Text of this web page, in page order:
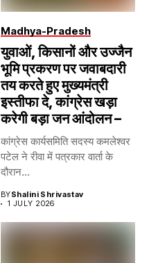
Madhya-Pradesh
युवाओं, किसानों और उज्जैन
भूमि प्रकरण पर जवाबदारी
तय करते हुए मुख्यमंत्री
इस्तीफा दे, कांग्रेस खड़ा
करेगी बड़ा जन आंदोलन –
कांग्रेस कार्यसमिति सदस्य कमलेश्वर
पटेल ने रीवा में पत्रकार वार्ता के
दौरान...
BYShalini Shrivastav
1 JULY 2026